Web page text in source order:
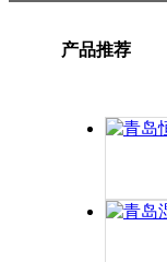
产品推荐